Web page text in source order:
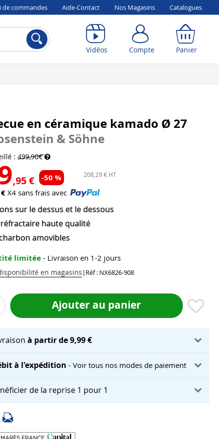
de commandes Aide-Contact Nos Magasins Catalogues
Vidéos Compte Panier
en céramique kamado Ø 27
& Söhne
: 499,90€
,95 € -50 % 208,29 € HT
X4 sans frais avec
sur le dessus et le dessous
haute qualité
amovibles
limitée - Livraison en 1-2 jours
en magasins | Réf : NX6826-908
Ajouter au panier
à partir de 9,99 €
à l'expédition- Voir tous nos modes de paiement
de la reprise 1 pour 1
Compte Panier